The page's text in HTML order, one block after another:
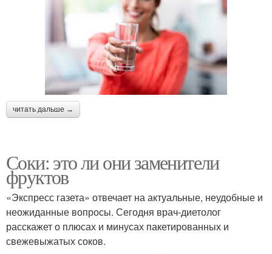
читать дальше →
Соки: это ли они заменители
фруктов
«Экспресс газета» отвечает на актуальные, неудобные и
неожиданные вопросы. Сегодня врач-диетолог
расскажет о плюсах и минусах пакетированных и
свежевыжатых соков.